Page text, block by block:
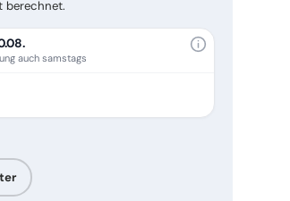
berechnet.
auch samstags